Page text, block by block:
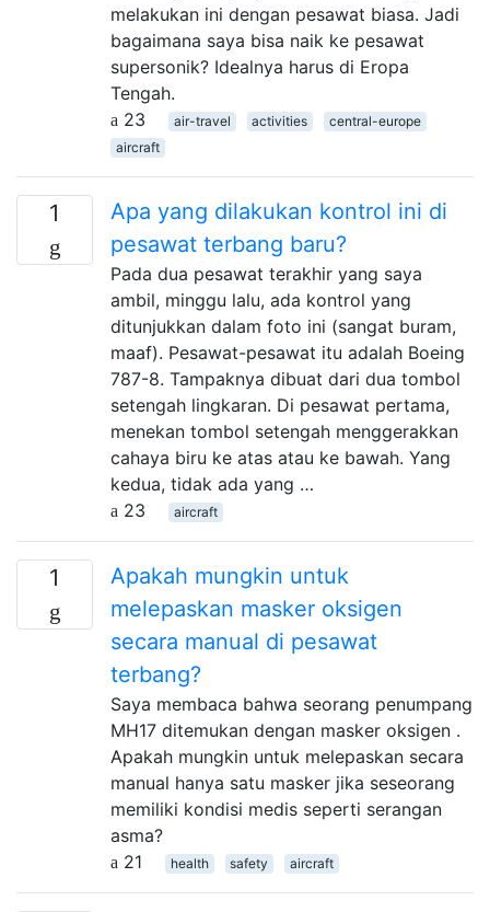
melakukan ini dengan pesawat biasa. Jadi
bagaimana saya bisa naik ke pesawat
supersonik? Idealnya harus di Eropa
Tengah.
23
air-travel activities
central-europe
aircraft
1
Apa yang dilakukan kontrol ini di
pesawat terbang baru?
Pada dua pesawat terakhir yang saya
ambil, minggu lalu, ada kontrol yang
ditunjukkan dalam foto ini (sangat buram,
maaf). Pesawat-pesawat itu adalah Boeing
787-8. Tampaknya dibuat dari dua tombol
setengah lingkaran. Di pesawat pertama,
menekan tombol setengah menggerakkan
cahaya biru ke atas atau ke bawah. Yang
kedua, tidak ada yang …
23
aircraft
1
Apakah mungkin untuk
melepaskan masker oksigen
secara manual di pesawat
terbang?
Saya membaca bahwa seorang penumpang
MH17 ditemukan dengan masker oksigen .
Apakah mungkin untuk melepaskan secara
manual hanya satu masker jika seseorang
memiliki kondisi medis seperti serangan
asma?
21
health safety aircraft